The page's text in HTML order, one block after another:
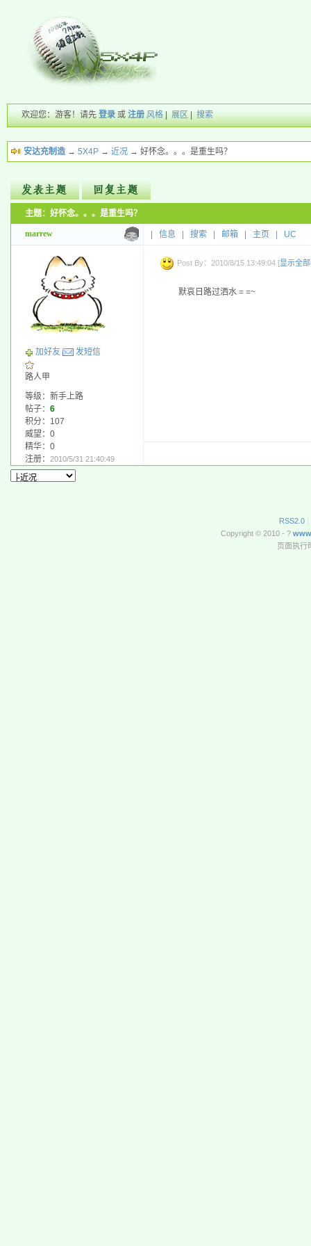
欢迎您：游客！请先登录 或注册 风格 |展区 |搜索
安达充制造 → 5X4P → 近况 → 好怀念。。。是重生吗？
新的主题
投票帖
交易帖
小字报
主题：好怀念。。。是重生吗？
marrew 信息 搜索 邮箱 主页 UC
加好友 发短信
路人甲
等级：新手上路
帖子： 6
积分：107
威望：0
精华：0
注册： 2010/5/31 21:40:49
Post By：2010/8/15 13:49:04 [显示全
默哀日路过洒水 = =~
RSS2.0 |
Copyright © 2010 - ?
页面执行